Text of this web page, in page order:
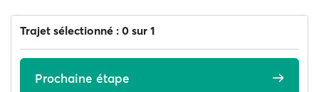
Trajet sélectionné : 0 sur 1
Prochaine étape